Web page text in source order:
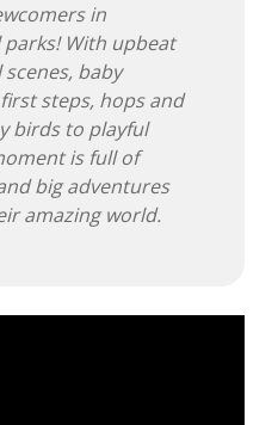
2014
2015
2016
2017
in
parks! With upbeat
baby
steps, hops and
birds to playful
is full of
big adventures
amazing world.